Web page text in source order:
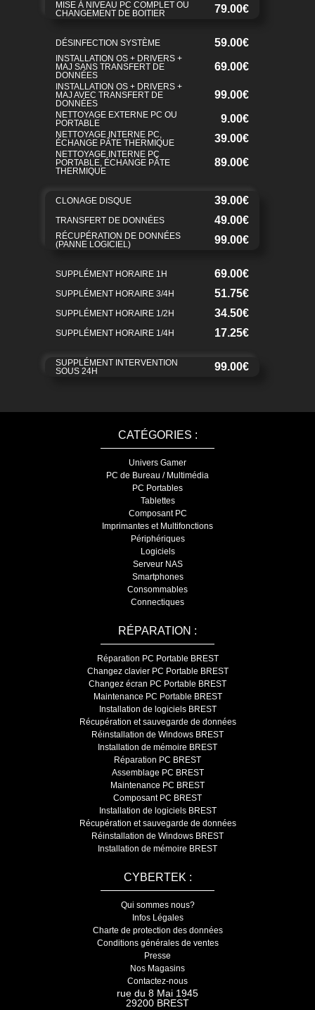
MISE À NIVEAU PC COMPLET OU
CHANGEMENT DE BOITIER
79.00€
DÉSINFECTION SYSTÈME 59.00€
INSTALLATION OS + DRIVERS +
MAJ SANS TRANSFERT DE
DONNÉES
69.00€
INSTALLATION OS + DRIVERS +
MAJ AVEC TRANSFERT DE
DONNÉES
99.00€
NETTOYAGE EXTERNE PC OU
PORTABLE
9.00€
NETTOYAGE INTERNE PC,
ÉCHANGE PÂTE THERMIQUE
39.00€
NETTOYAGE INTERNE PC
PORTABLE, ÉCHANGE PÂTE
THERMIQUE
89.00€
CLONAGE DISQUE 39.00€
TRANSFERT DE DONNÉES 49.00€
RÉCUPÉRATION DE DONNÉES
(PANNE LOGICIEL)
99.00€
SUPPLÉMENT HORAIRE 1H 69.00€
SUPPLÉMENT HORAIRE 3/4H 51.75€
SUPPLÉMENT HORAIRE 1/2H 34.50€
SUPPLÉMENT HORAIRE 1/4H 17.25€
SUPPLÉMENT INTERVENTION
SOUS 24H
99.00€
CATÉGORIES :
Univers Gamer
PC de Bureau / Multimédia
PC Portables
Tablettes
Composant PC
Imprimantes et Multifonctions
Périphériques
Logiciels
Serveur NAS
Smartphones
Consommables
Connectiques
RÉPARATION :
Réparation PC Portable BREST
Changez clavier PC Portable BREST
Changez écran PC Portable BREST
Maintenance PC Portable BREST
Installation de logiciels BREST
Récupération et sauvegarde de données
Réinstallation de Windows BREST
Installation de mémoire BREST
Réparation PC BREST
Assemblage PC BREST
Maintenance PC BREST
Composant PC BREST
Installation de logiciels BREST
Récupération et sauvegarde de données
Réinstallation de Windows BREST
Installation de mémoire BREST
CYBERTEK :
Qui sommes nous?
Infos Légales
Charte de protection des données
Conditions générales de ventes
Presse
Nos Magasins
Contactez-nous
rue du 8 Mai 1945
29200 BREST